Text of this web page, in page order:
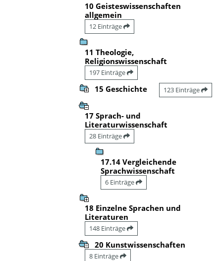
10 Geisteswissenschaften
allgemein
12 Einträge
11 Theologie,
Religionswissenschaft
197 Einträge
15 Geschichte 123 Einträge
17 Sprach- und
Literaturwissenschaft
28 Einträge
17.14 Vergleichende
Sprachwissenschaft
6 Einträge
18 Einzelne Sprachen und
Literaturen
148 Einträge
20 Kunstwissenschaften
8 Einträge